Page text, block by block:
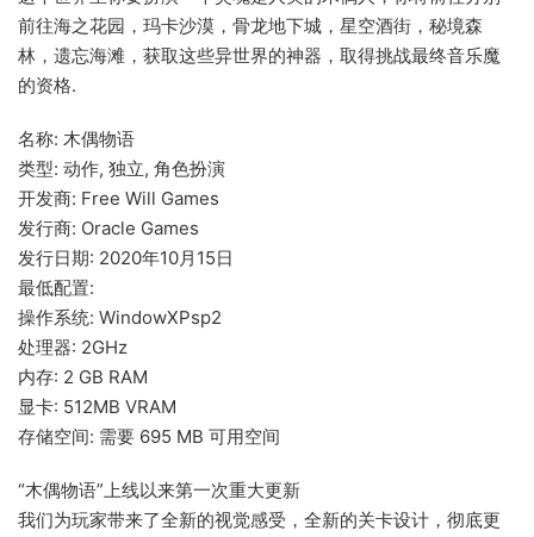
前往海之花园，玛卡沙漠，骨龙地下城，星空酒街，秘境森
林，遗忘海滩，获取这些异世界的神器，取得挑战最终音乐魔
的资格.
名称: 木偶物语
类型: 动作, 独立, 角色扮演
开发商: Free Will Games
发行商: Oracle Games
发行日期: 2020年10月15日
最低配置:
操作系统: WindowXPsp2
处理器: 2GHz
内存: 2 GB RAM
显卡: 512MB VRAM
存储空间: 需要 695 MB 可用空间
“木偶物语”上线以来第一次重大更新
我们为玩家带来了全新的视觉感受，全新的关卡设计，彻底更